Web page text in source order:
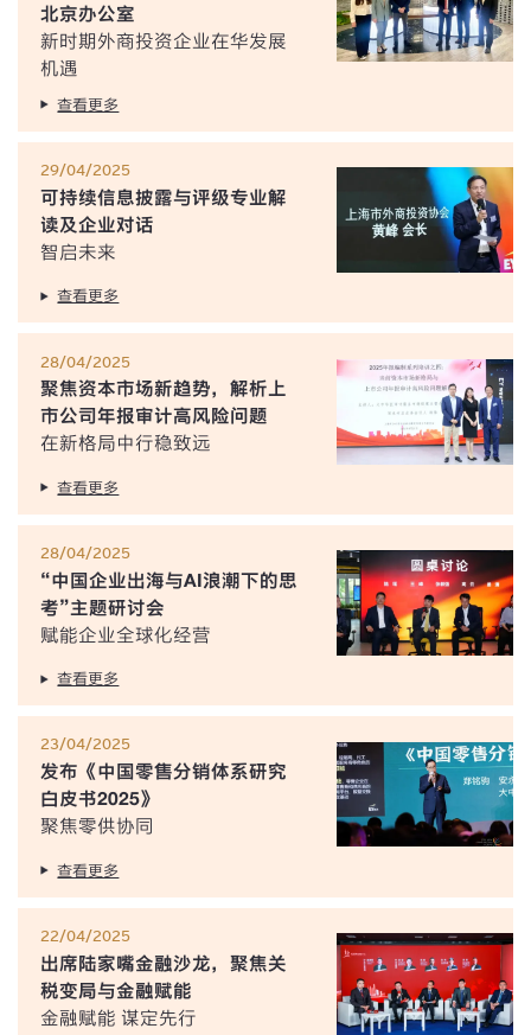
北京办公室
新时期外商投资企业在华发展
机遇
查看更多
29/04/2025
可持续信息披露与评级专业解
读及企业对话
智启未来
查看更多
28/04/2025
聚焦资本市场新趋势，解析上
市公司年报审计高风险问题
在新格局中行稳致远
查看更多
28/04/2025
“中国企业出海与AI浪潮下的思
考”主题研讨会
赋能企业全球化经营
查看更多
23/04/2025
发布《中国零售分销体系研究
白皮书2025》
聚焦零供协同
查看更多
22/04/2025
出席陆家嘴金融沙龙，聚焦关
税变局与金融赋能
金融赋能 谋定先行